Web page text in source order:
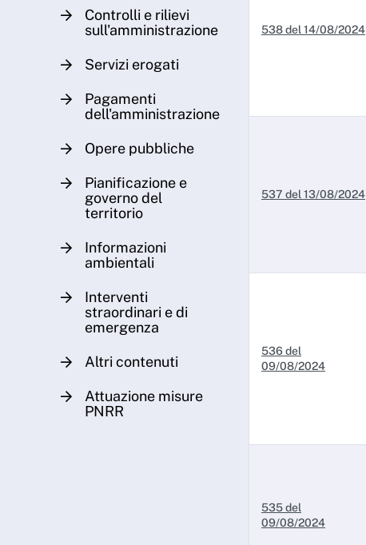
Controlli e rilievi
sull'amministrazione
Servizi erogati
Pagamenti
dell'amministrazione
Opere pubbliche
Pianificazione e
governo del
territorio
Informazioni
ambientali
Interventi
straordinari e di
emergenza
Altri contenuti
Attuazione misure
PNRR
538 del 14/08/2024
537 del 13/08/2024
536 del
09/08/2024
535 del
09/08/2024